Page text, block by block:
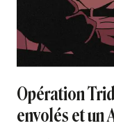
Opération
envolés et un